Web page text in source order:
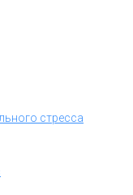
стресса